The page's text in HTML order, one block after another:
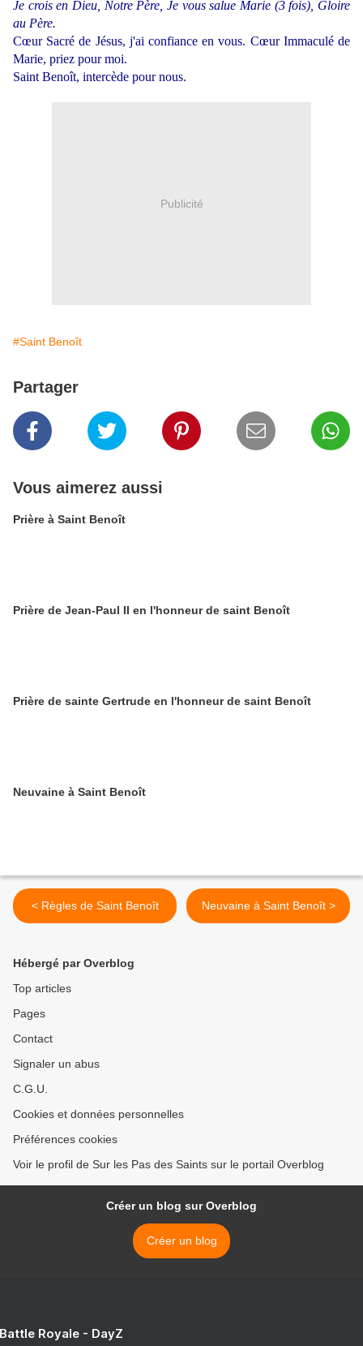
Je crois en Dieu, Notre Père, Je vous salue Marie (3 fois), Gloire
au Père.
Cœur Sacré de Jésus, j'ai confiance en vous. Cœur Immaculé de
Marie, priez pour moi.
Saint Benoît, intercède pour nous.
Publicité
#Saint Benoît
Partager
Vous aimerez aussi
Prière à Saint Benoît
Prière de Jean-Paul II en l'honneur de saint Benoît
Prière de sainte Gertrude en l'honneur de saint Benoît
Neuvaine à Saint Benoît
< Règles de Saint Benoît Neuvaine à Saint Benoît >
Hébergé par Overblog
Top articles
Pages
Contact
Signaler un abus
C.G.U.
Cookies et données personnelles
Préférences cookies
Voir le profil de Sur les Pas des Saints sur le portail Overblog
Créer un blog sur Overblog
Créer un blog
Royale - DayZ